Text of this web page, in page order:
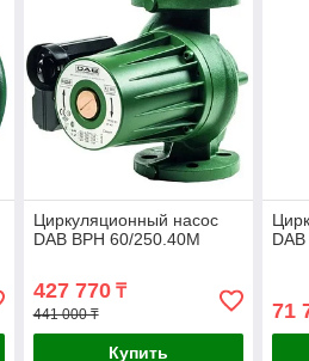
Циркуляционный насос
DAB BPH 60/250.40M
427 770₸
441 000 ₸
Купить
71